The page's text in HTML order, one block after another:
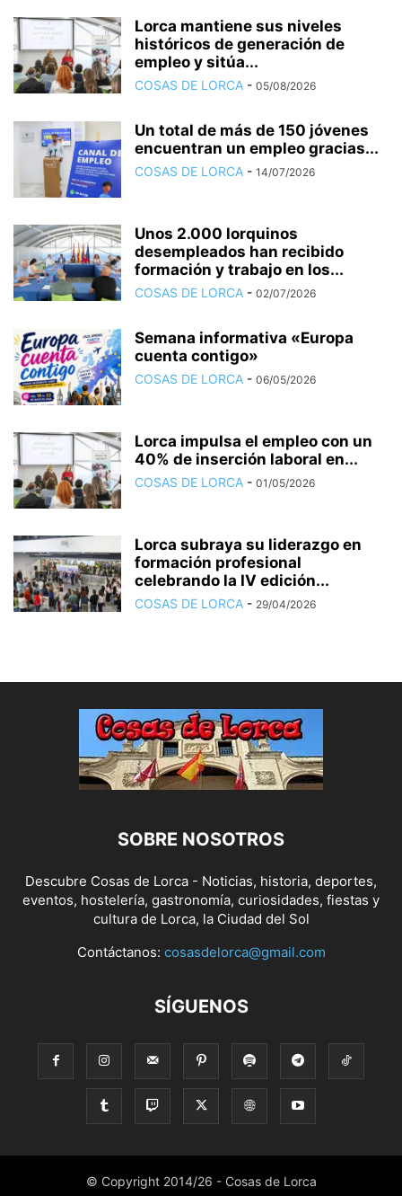
Lorca mantiene sus niveles
históricos de generación de
empleo y sitúa...
COSAS DE LORCA - 05/08/2026
Un total de más de 150 jóvenes
encuentran un empleo gracias...
COSAS DE LORCA - 14/07/2026
Unos 2.000 lorquinos
desempleados han recibido
formación y trabajo en los...
COSAS DE LORCA - 02/07/2026
Semana informativa «Europa
cuenta contigo»
COSAS DE LORCA - 06/05/2026
Lorca impulsa el empleo con un
40% de inserción laboral en...
COSAS DE LORCA - 01/05/2026
Lorca subraya su liderazgo en
formación profesional
celebrando la IV edición...
COSAS DE LORCA - 29/04/2026
SOBRE NOSOTROS
Descubre Cosas de Lorca - Noticias, historia, deportes,
eventos, hostelería, gastronomía, curiosidades, fiestas y
cultura de Lorca, la Ciudad del Sol
Contáctanos: cosasdelorca@gmail.com
SÍGUENOS
© Copyright 2014/26 - Cosas de Lorca